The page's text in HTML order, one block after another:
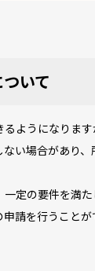
いて
ようになりま
い場合があり
定の要件を満
請を行うこと